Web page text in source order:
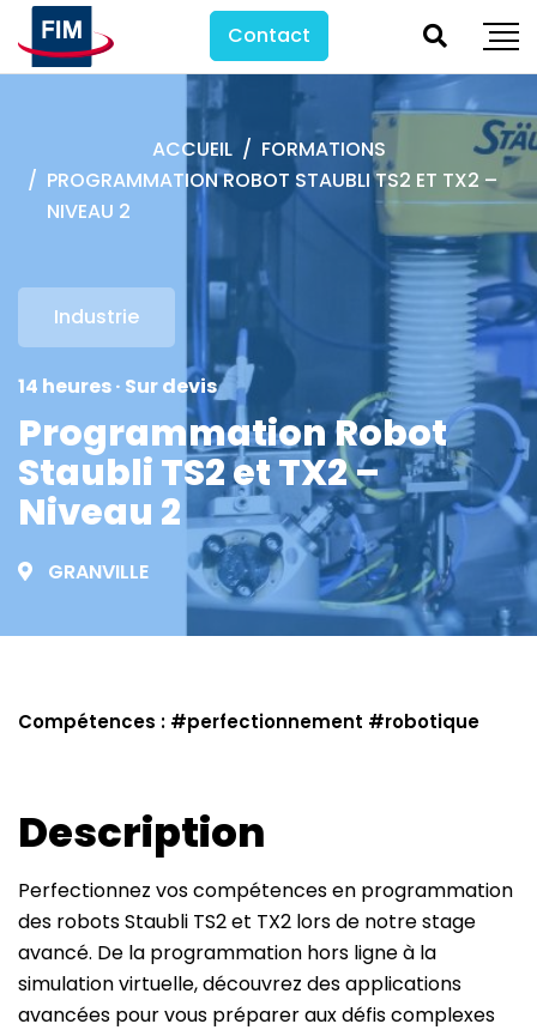
Contact
ACCUEIL
FORMATIONS
PROGRAMMATION ROBOT STAUBLI TS2 ET TX2 –
NIVEAU 2
Industrie
14 heures · Sur devis
Programmation Robot
Staubli TS2 et TX2 –
Niveau 2
GRANVILLE
Compétences : #perfectionnement #robotique
Description
Perfectionnez vos compétences en programmation
des robots Staubli TS2 et TX2 lors de notre stage
avancé. De la programmation hors ligne à la
simulation virtuelle, découvrez des applications
avancées pour vous préparer aux défis complexes